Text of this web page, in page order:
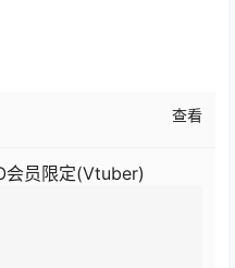
查看
会员限定(Vtuber)